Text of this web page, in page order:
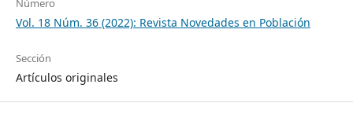
Número
Vol. 18 Núm. 36 (2022): Revista Novedades en Población
Sección
Artículos originales